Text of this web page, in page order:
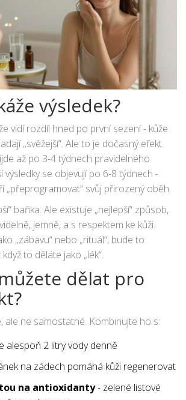
výsledek?
vidí rozdíl hned po první sezení - kůže
„svěžejší“. Ale to je dočasný efekt.
až po 3-4 týdnech pravidelného
výsledky se objevují po 6-8 týdnech -
„přeprogramovat“ svůj přirozený oběh.
baňka. Ale existuje „nejlepší“ způsob,
jemně, a s respektem ke kůži.
„zábavu“ nebo „rituál“, bude to
to děláte jako „lék“.
dělat pro
ale ne samostatné. Kombinujte ho s:
alespoň 2 litry vody denně
na zádech pomáhá kůži regenerovat
na antioxidanty- zelené listové